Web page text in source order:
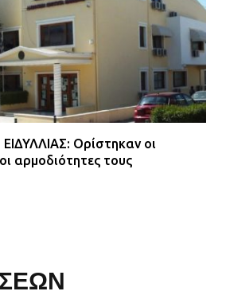
Ορίστηκαν οι
αρμοδιότητες τους